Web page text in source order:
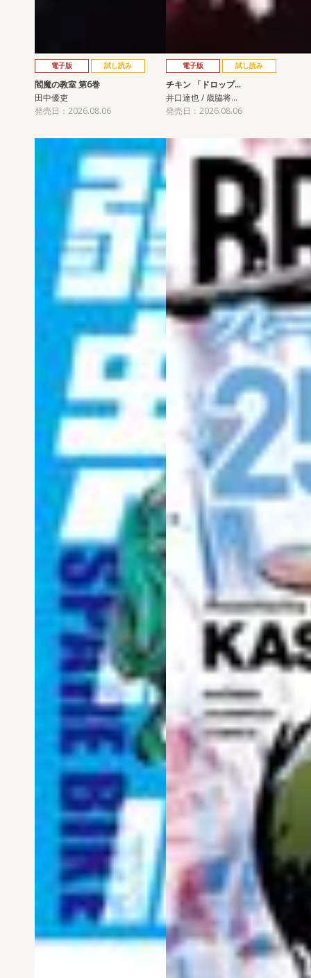
電子版 試し読み
閻魔の教室 第6巻
田中優吏
発売日：2026.08.06
電子版 試し読み
チキン 「ドロップ…
井口達也 / 歳脇将…
発売日：2026.08.06